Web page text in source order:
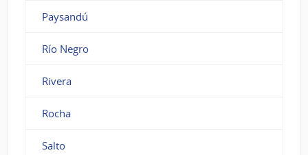
Paysandú
Río Negro
Rivera
Rocha
Salto